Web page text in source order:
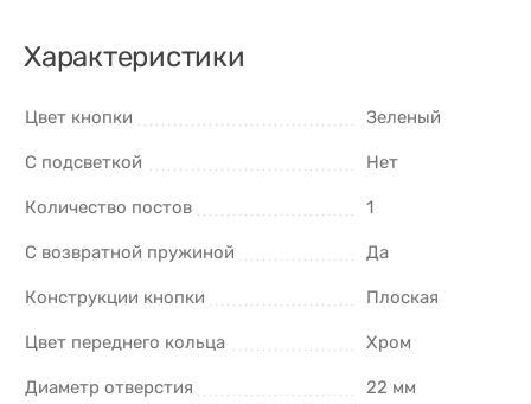
Характеристики
Цвет кнопки Зеленый
С подсветкой Нет
Количество постов 1
С возвратной пружиной Да
Конструкции кнопки Плоская
Цвет переднего кольца Хром
Диаметр отверстия 22 мм